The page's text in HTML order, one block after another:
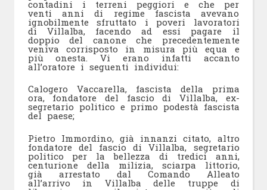
contadini i terreni peggiori e che per
venti anni di regime fascista avevano
ignobilmente sfruttato i poveri lavoratori
di Villalba, facendo ad essi pagare il
doppio del canone che precedentemente
veniva corrisposto in misura più equa e
più onesta. Vi erano infatti accanto
all’oratore i seguenti individui:
Calogero Vaccarella, fascista della prima
ora, fondatore del fascio di Villalba, ex-
segretario politico e primo podestà fascista
del paese;
Pietro Immordino, già innanzi citato, altro
fondatore del fascio di Villalba, segretario
politico per la bellezza di tredici anni,
centurione della milizia, sciarpa littorio,
già arrestato dal Comando Alleato
all’arrivo in Villalba delle truppe di